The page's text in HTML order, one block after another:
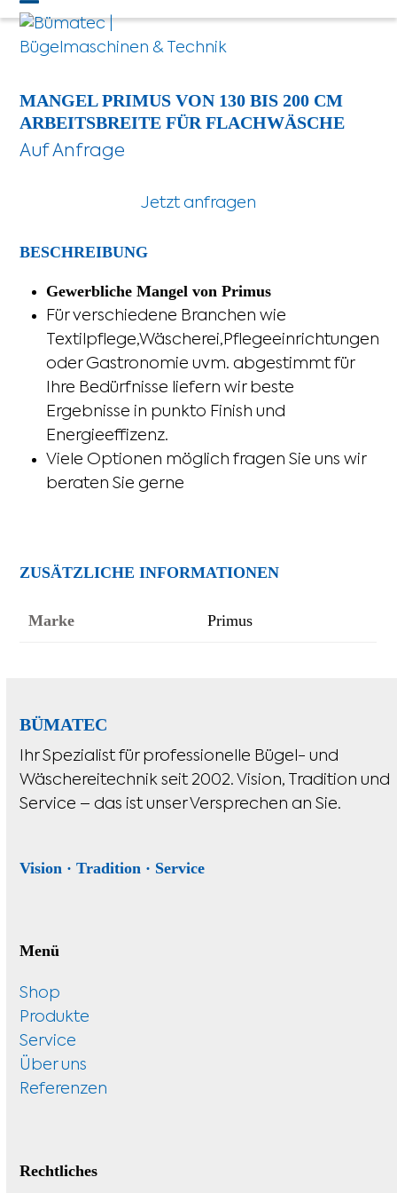
Skip
content
Open
mobile
Close
mobile
MANGEL PRIMUS VON 130 BIS 200 CM
ARBEITSBREITE FÜR FLACHWÄSCHE
Jetzt anfragen
BESCHREIBUNG
Gewerbliche Mangel von Primus
Für verschiedene Branchen wie
Textilpflege,Wäscherei,Pflegeeinrichtungen
oder Gastronomie uvm. abgestimmt für
Ihre Bedürfnisse liefern wir beste
Ergebnisse in punkto Finish und
Energieeffizenz.
Viele Optionen möglich fragen Sie uns wir
beraten Sie gerne
ZUSÄTZLICHE INFORMATIONEN
Marke Primus
BÜMATEC
Ihr Spezialist für professionelle Bügel- und
Wäschereitechnik seit 2002. Vision, Tradition und
Service – das ist unser Versprechen an Sie.
Vision · Tradition · Service
Menü
Shop
Produkte
Service
Über uns
Referenzen
Rechtliches